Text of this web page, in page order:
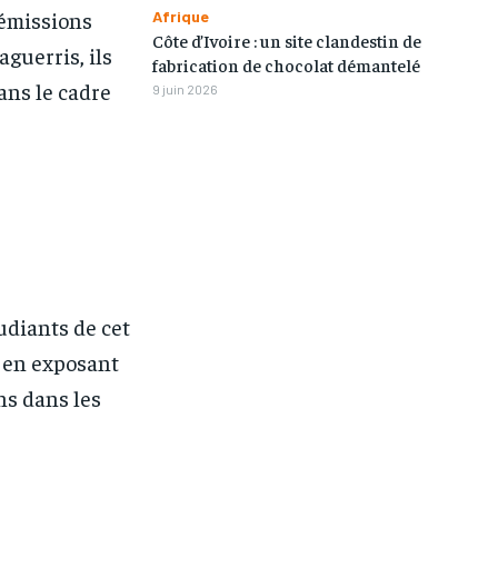
ils
le cadre
de cet
exposant
dans les
Afrique
Côte d’Ivoire : un site clandestin de
fabrication de chocolat démantelé
9 juin 2026